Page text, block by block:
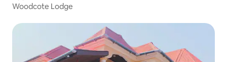
Woodcote Lodge